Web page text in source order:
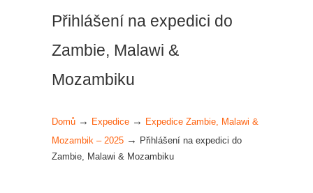
Přihlášení na expedici do
Zambie, Malawi &
Mozambiku
Domů → Expedice →
Expedice Zambie, Malawi &
Mozambik – 2025 →
Přihlášení na expedici do
Zambie, Malawi & Mozambiku